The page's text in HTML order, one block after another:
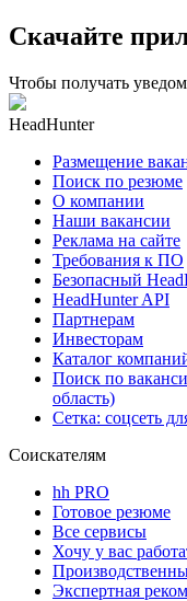
Скачайте
Чтобы получать
HeadHunter
Размещение
Поиск по резюме
О компании
Наши вакансии
Реклама на сайте
Требования к ПО
Безопасный
HeadHunter API
Партнерам
Инвесторам
Каталог
Поиск по
область)
Сетка: соцсеть
Соискателям
hh PRO
Готовое резюме
Все сервисы
Хочу у вас
Экспертная